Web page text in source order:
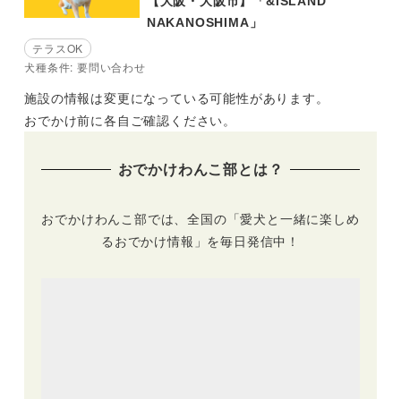
NAKANOSHIMA」
テラスOK
犬種条件: 要問い合わせ
施設の情報は変更になっている可能性があります。
おでかけ前に各自ご確認ください。
おでかけわんこ部とは？
おでかけわんこ部では、全国の「愛犬と一緒に楽しめ
るおでかけ情報」を毎日発信中！